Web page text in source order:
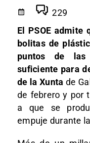
229
El PSOE
bolitas de
puntos de
suficiente para
de la Xunta de
de febrero y por
a que se
empuje durante